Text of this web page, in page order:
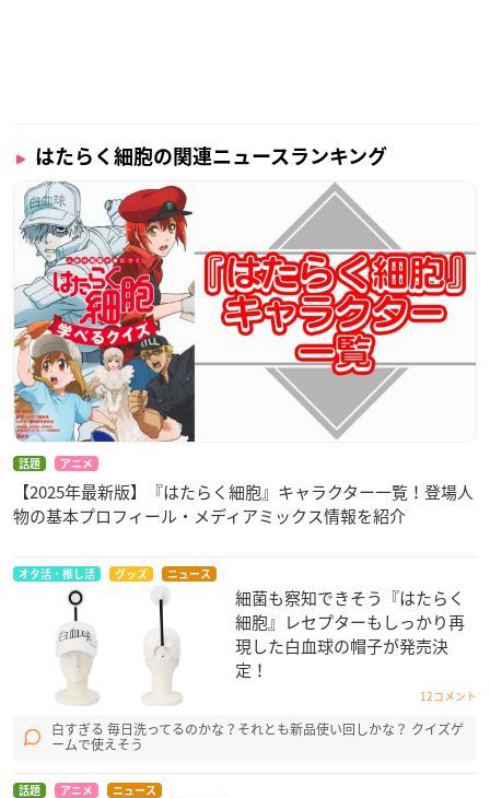
はたらく細胞の関連ニュースランキング
話題 アニメ
【2025年最新版】『はたらく細胞』キャラクター一覧！登場人
物の基本プロフィール・メディアミックス情報を紹介
オタ活・推し活 グッズ ニュース
細菌も察知できそう『はたらく
細胞』レセプターもしっかり再
現した白血球の帽子が発売決
定！
12コメント
白すぎる 毎日洗ってるのかな？それとも新品使い回しかな？ クイズゲ
ームで使えそう
話題 アニメ ニュース